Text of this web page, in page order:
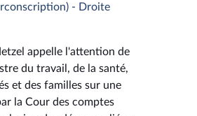
- Droite
appelle l'attention de
du travail, de la santé,
et des familles sur une
la Cour des comptes